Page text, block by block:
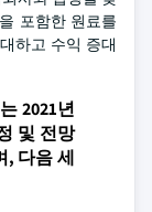
포함한 원료를
하고 수익 증대
2021년
및 전망
, 다음 세